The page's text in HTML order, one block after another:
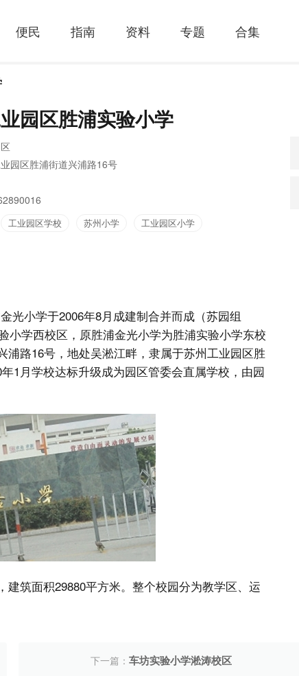
便民 指南 资料 专题 合集
园区胜浦实验小学
园区胜浦街道兴浦路16号
工业园区学校 苏州小学 工业园区小学
光小学于2006年8月成建制合并而成（苏园组
小学西校区，原胜浦金光小学为胜浦实验小学东校
路16号，地处吴淞江畔，隶属于苏州工业园区胜
1月学校达标升级成为园区管委会直属学校，由园
筑面积29880平方米。整个校园分为教学区、运
下一篇： 车坊实验小学淞涛校区